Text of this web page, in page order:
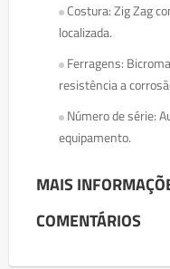
Costura: Zig Zag
localizada.
Ferragens:
resistência a
Número de série:
equipamento.
MAIS
COMENTÁRIOS